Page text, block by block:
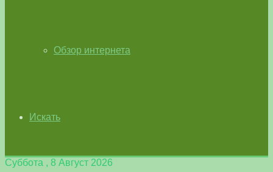
Обзор интернета
Искать
Суббота , 8 Август 2026